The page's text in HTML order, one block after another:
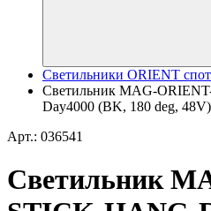
Светильники ORIENT
Светильник MAG-
Day4000 (BK, 180 deg,
Арт.: 036541
Светильник